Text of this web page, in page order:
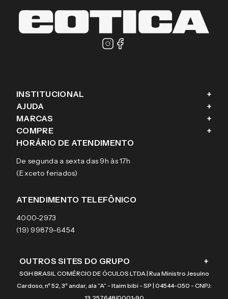
INSTITUCIONAL +
Sobre a eÓtica
Aviso de privacidade
Termos e condições de uso
AJUDA +
Trocas e Devoluções
Pagamentos
Garantias
MARCAS +
Ray-Ban
Tecnol
Arnette
Burberry
COMPRE +
Óculos de sol
Lentes de contato
HORÁRIO DE ATENDIMENTO
De segunda a sexta das 9h às 17h
(Exceto feriados)
ATENDIMENTO TELEFÔNICO
4000-2973
(19) 99879-6454
OUTROS SITES DO GRUPO +
SGH BRASIL COMÉRCIO DE ÓCULOS LTDA | Rua Ministro Jesuíno
Cardoso, nº 52, 3º andar, ala “A” - Itaim bibi - SP | 04544-050 - CNPJ: